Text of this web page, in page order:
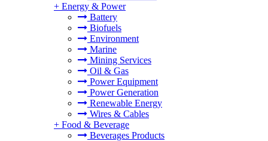
+ Energy & Power
Battery
Biofuels
Environment
Marine
Mining Services
Oil & Gas
Power Equipment
Power Generation
Renewable Energy
Wires & Cables
+ Food & Beverage
Beverages Products